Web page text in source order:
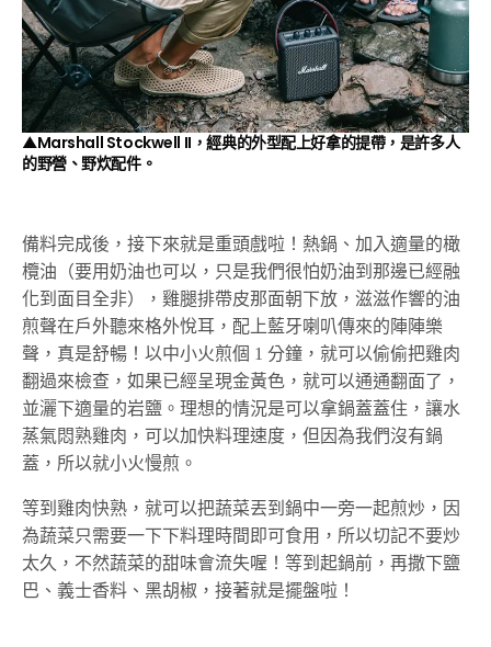
▲Marshall Stockwell II，經典的外型配上好拿的提帶，是許多人
的野營、野炊配件。
備料完成後，接下來就是重頭戲啦！熱鍋、加入適量的橄
欖油（要用奶油也可以，只是我們很怕奶油到那邊已經融
化到面目全非），雞腿排帶皮那面朝下放，滋滋作響的油
煎聲在戶外聽來格外悅耳，配上藍牙喇叭傳來的陣陣樂
聲，真是舒暢！以中小火煎個 1 分鐘，就可以偷偷把雞肉
翻過來檢查，如果已經呈現金黃色，就可以通通翻面了，
並灑下適量的岩鹽。理想的情況是可以拿鍋蓋蓋住，讓水
蒸氣悶熟雞肉，可以加快料理速度，但因為我們沒有鍋
蓋，所以就小火慢煎。
等到雞肉快熟，就可以把蔬菜丟到鍋中一旁一起煎炒，因
為蔬菜只需要一下下料理時間即可食用，所以切記不要炒
太久，不然蔬菜的甜味會流失喔！等到起鍋前，再撒下鹽
巴、義士香料、黑胡椒，接著就是擺盤啦！